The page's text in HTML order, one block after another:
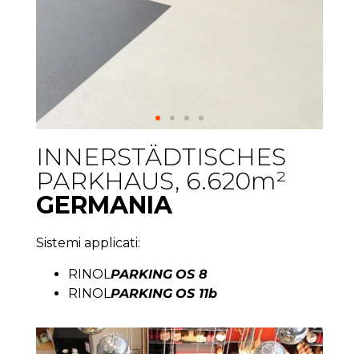
INNERSTÄDTISCHES
PARKHAUS, 6.620m²
GERMANIA
Sistemi applicati:
RINOL PARKING OS 8
RINOL PARKING OS 11b